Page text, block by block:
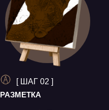
РАЗМЕТКА
[ ШАГ 02 ]